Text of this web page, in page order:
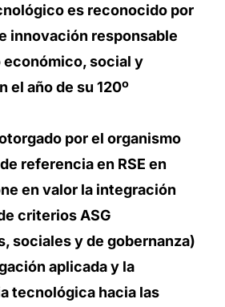
es reconocido por
innovación responsable
social y
el año de su 120º
por el organismo
referencia en RSE en
en valor la integración
criterios ASG
sociales y de gobernanza)
aplicada y la
tecnológica hacia las